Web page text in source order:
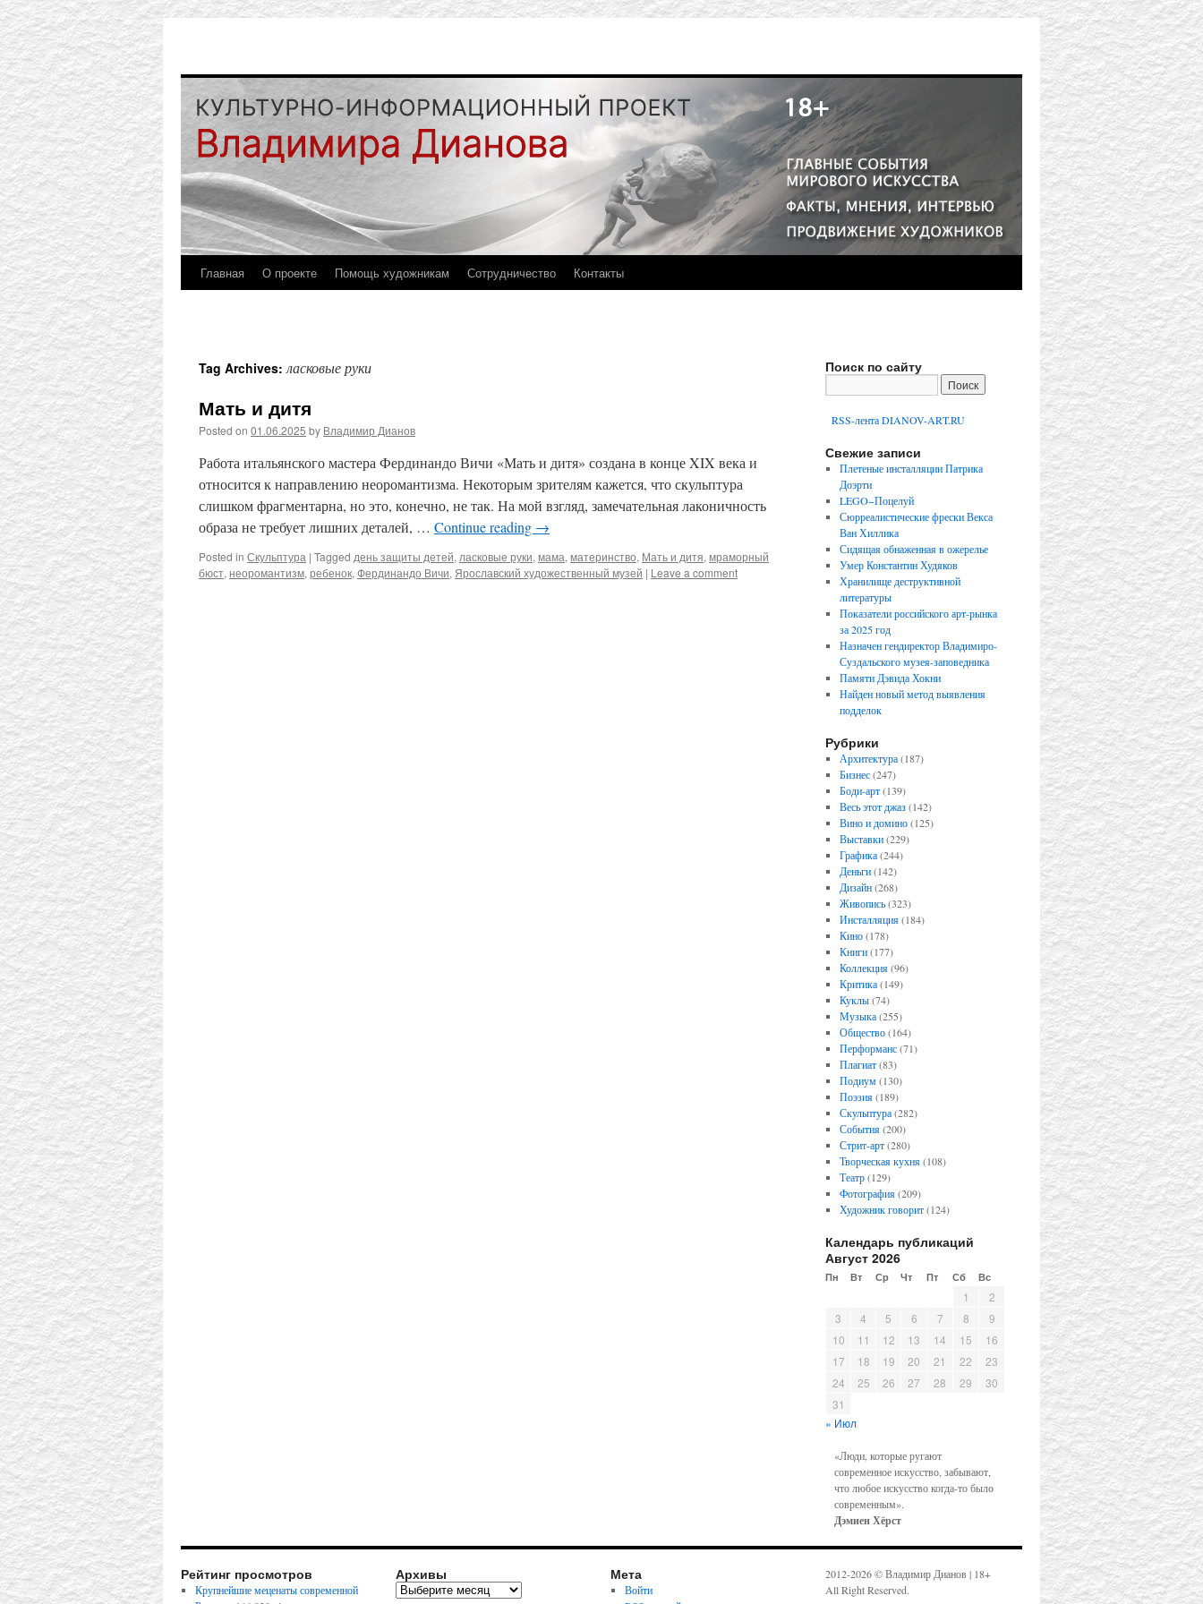
Главная О проекте Помощь художникам Сотрудничество Контакты
Tag Archives:ласковые руки
Мать и дитя
Posted on 01.06.2025 by Владимир Дианов
Работа итальянского мастера Фердинандо Вичи «Мать и дитя» создана в конце XIX века и
относится к направлению неоромантизма. Некоторым зрителям кажется, что скульптура
слишком фрагментарна, но это, конечно, не так. На мой взгляд, замечательная лаконичность
образа не требует лишних деталей, … Continue reading →
Posted in Скульптура | Tagged день защиты детей, ласковые руки, мама, материнство, Мать и дитя, мраморный
бюст, неоромантизм, ребенок, Фердинандо Вичи, Ярославский художественный музей | Leave a comment
Поиск по сайту
RSS-лента DIANOV-ART.RU
Свежие записи
Плетеные инсталляции Патрика
Доэрти
LEGO−Поцелуй
Сюрреалистические фрески Векса
Ван Хиллика
Сидящая обнаженная в ожерелье
Умер Константин Худяков
Хранилище деструктивной
литературы
Показатели российского арт-рынка
за 2025 год
Назначен гендиректор Владимиро-
Суздальского музея-заповедника
Памяти Дэвида Хокни
Найден новый метод выявления
подделок
Рубрики
Архитектура(187)
Бизнес(247)
Боди-арт(139)
Весь этот джаз(142)
Вино и домино(125)
Выставки(229)
Графика(244)
Деньги(142)
Дизайн(268)
Живопись(323)
Инсталляция(184)
Кино(178)
Книги(177)
Коллекция(96)
Критика(149)
Куклы(74)
Музыка(255)
Общество(164)
Перформанс(71)
Плагиат(83)
Подиум(130)
Поэзия(189)
Скульптура(282)
События(200)
Стрит-арт(280)
Творческая кухня(108)
Театр(129)
Фотография(209)
Художник говорит(124)
Календарь публикаций
Август 2026
Пн Вт Ср Чт Пт Сб Вс
« Июл
1
2
3
4 5 6 7 8
9
10
11 12 13 14 15
16
17
18 19 20 21 22
23
24
25 26 27 28 29
30
31
«Люди, которые ругают
современное искусство, забывают,
что любое искусство когда-то было
современным».
Дэмиен Хёрст
Рейтинг просмотров
Крупнейшие меценаты современной
Архивы Мета
Войти
2012-2026 © Владимир Дианов | 18+
All Right Reserved.